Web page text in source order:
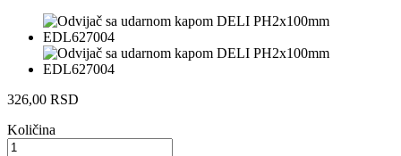
326,00 RSD
Količina